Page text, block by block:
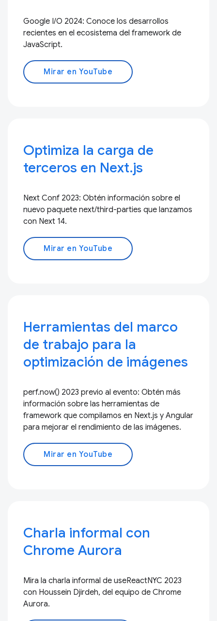
Google I/O 2024: Conoce los desarrollos
recientes en el ecosistema del framework de
JavaScript.
Mirar en YouTube
Optimiza la carga de
terceros en Next.js
Next Conf 2023: Obtén información sobre el
nuevo paquete next/third-parties que lanzamos
con Next 14.
Mirar en YouTube
Herramientas del marco
de trabajo para la
optimización de imágenes
perf.now() 2023 previo al evento: Obtén más
información sobre las herramientas de
framework que compilamos en Next.js y Angular
para mejorar el rendimiento de las imágenes.
Mirar en YouTube
Charla informal con
Chrome Aurora
Mira la charla informal de useReactNYC 2023
con Houssein Djirdeh, del equipo de Chrome
Aurora.